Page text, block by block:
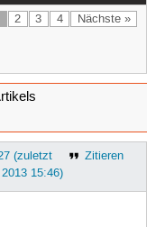
2 3 4 Nächste »
Zitieren
(zuletzt
15:46)